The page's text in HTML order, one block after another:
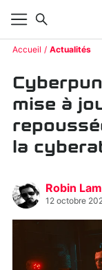
Accueil Actualités
mise à
la
Robin
12 octobre